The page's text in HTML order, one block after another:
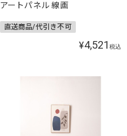
アートパネル 線画
直送商品/代引き不可
¥4,521 税込